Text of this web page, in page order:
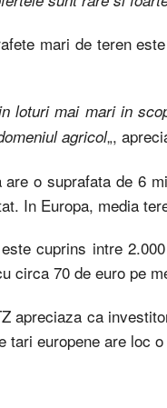
mari de teren
loturi mai mari in
agricol„,
are o suprafata de 6
In Europa, media
cuprins intre
circa 70 de euro pe
apreciaza ca
tari europene are loc